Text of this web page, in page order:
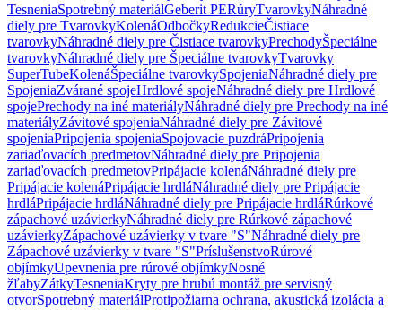
TesneniaSpotrebný materiálGeberit PERúryTvarovkyNáhradné
diely pre TvarovkyKolenáOdbočkyRedukcieČistiace
tvarovkyNáhradné diely pre Čistiace tvarovkyPrechodyŠpeciálne
tvarovkyNáhradné diely pre Špeciálne tvarovkyTvarovky
SuperTubeKolenáŠpeciálne tvarovkySpojeniaNáhradné diely pre
SpojeniaZvárané spojeHrdlové spojeNáhradné diely pre Hrdlové
spojePrechody na iné materiályNáhradné diely pre Prechody na iné
materiályZávitové spojeniaNáhradné diely pre Závitové
spojeniaPripojenia spojeniaSpojovacie puzdráPripojenia
zariaďovacích predmetovNáhradné diely pre Pripojenia
zariaďovacích predmetovPripájacie kolenáNáhradné diely pre
Pripájacie kolenáPripájacie hrdláNáhradné diely pre Pripájacie
hrdláPripájacie hrdláNáhradné diely pre Pripájacie hrdláRúrkové
zápachové uzávierkyNáhradné diely pre Rúrkové zápachové
uzávierkyZápachové uzávierky v tvare "S"Náhradné diely pre
Zápachové uzávierky v tvare "S"PríslušenstvoRúrové
objímkyUpevnenia pre rúrové objímkyNosné
žľabyZátkyTesneniaKryty pre hrubú montáž pre servisný
otvorSpotrebný materiálProtipožiarna ochrana, akustická izolácia a